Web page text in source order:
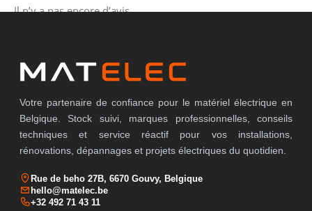
Il n’y a pas encore d’avis.
Votre partenaire de confiance pour le matériel électrique en
Belgique. Stock suivi, marques professionnelles, conseils
techniques et service réactif pour vos installations,
rénovations, dépannages et projets électriques du quotidien.
Rue de beho 27B, 6670 Gouvy, Belgique
hello@matelec.be
+32 492 71 43 11